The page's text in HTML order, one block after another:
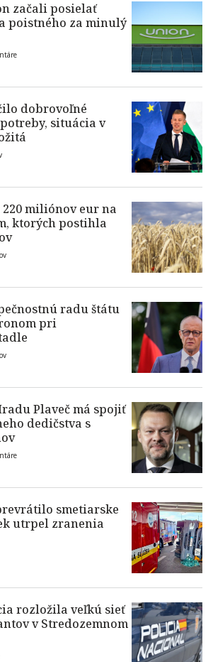
začali posielať
poistného za minulý
dobrovoľné
situácia v
220 miliónov eur na
ktorých postihla
radu štátu
pri
Plaveč má spojiť
dedičstva s
smetiarske
utrpel zranenia
rozložila veľkú sieť
v Stredozemnom